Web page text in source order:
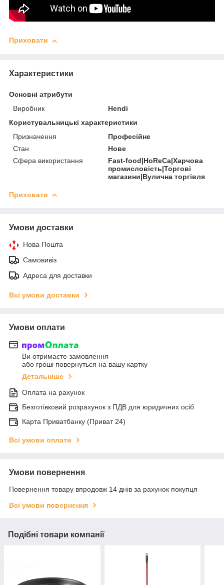
Приховати
Характеристики
Основні атрибути
Виробник
Hendi
Користувальницькі характеристики
Призначення
Професійне
Стан
Нове
Сфера використання
Fast-food|HoReCa|Харчова
промисловість|Торгові
магазини|Вулична торгівля
Приховати
Умови доставки
Нова Пошта
Самовивіз
Адреса для доставки
Всі умови доставки
Умови оплати
Ви отримаєте замовлення
або гроші повернуться на вашу картку
Детальніше
Оплата на рахунок
Безготівковий розрахунок з ПДВ для юридичних осіб
Карта Приватбанку (Приват 24)
Всі умови оплати
Умови повернення
Повернення товару впродовж 14 днів за рахунок покупця
Всі умови повернення
Подібні товари компанії